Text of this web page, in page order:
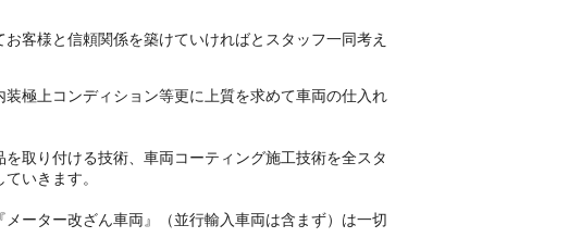
客様と信頼関係を築けていければとスタッフ一同考え
極上コンディション等更に上質を求めて車両の仕入れ
取り付ける技術、車両コーティング施工技術を全スタ
いきます。
ーター改ざん車両』（並行輸入車両は含まず）は一切